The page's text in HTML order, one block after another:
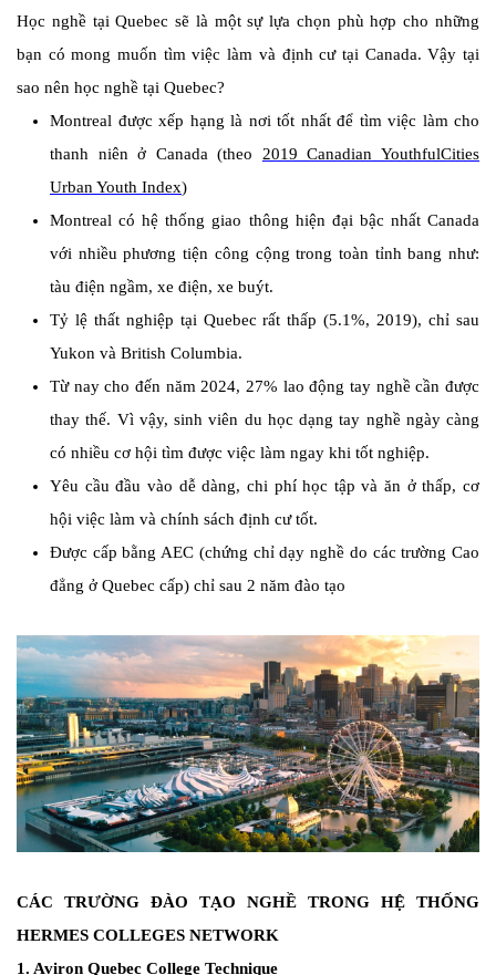
Học nghề tại Quebec sẽ là một sự lựa chọn phù hợp cho những
bạn có mong muốn tìm việc làm và định cư tại Canada. Vậy tại
sao nên học nghề tại Quebec?
Montreal được xếp hạng là nơi tốt nhất để tìm việc làm cho
thanh niên ở Canada (theo 2019 Canadian YouthfulCities
Urban Youth Index)
Montreal có hệ thống giao thông hiện đại bậc nhất Canada
với nhiều phương tiện công cộng trong toàn tỉnh bang như:
tàu điện ngầm, xe điện, xe buýt.
Tỷ lệ thất nghiệp tại Quebec rất thấp (5.1%, 2019), chỉ sau
Yukon và British Columbia.
Từ nay cho đến năm 2024, 27% lao động tay nghề cần được
thay thế. Vì vậy, sinh viên du học dạng tay nghề ngày càng
có nhiều cơ hội tìm được việc làm ngay khi tốt nghiệp.
Yêu cầu đầu vào dễ dàng, chi phí học tập và ăn ở thấp, cơ
hội việc làm và chính sách định cư tốt.
Được cấp bằng AEC (chứng chỉ dạy nghề do các trường Cao
đẳng ở Quebec cấp) chỉ sau 2 năm đào tạo
CÁC TRƯỜNG ĐÀO TẠO NGHỀ TRONG HỆ THỐNG
HERMES COLLEGES NETWORK
1. Aviron Quebec College Technique